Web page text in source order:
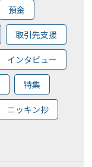
預金
取引先支援
インタビュー
特集
ニッキン抄